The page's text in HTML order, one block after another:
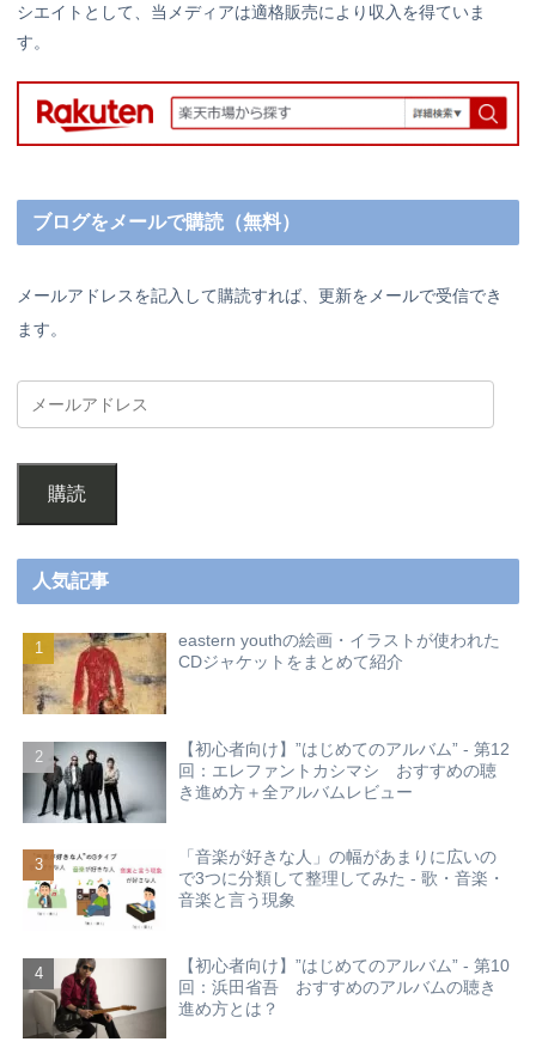
シエイトとして、当メディアは適格販売により収入を得ていま
す。
ブログをメールで購読（無料）
メールアドレスを記入して購読すれば、更新をメールで受信でき
ます。
購読
人気記事
eastern youthの絵画・イラストが使われた
CDジャケットをまとめて紹介
【初心者向け】”はじめてのアルバム” - 第12
回：エレファントカシマシ おすすめの聴
き進め方＋全アルバムレビュー
「音楽が好きな人」の幅があまりに広いの
で3つに分類して整理してみた - 歌・音楽・
音楽と言う現象
【初心者向け】”はじめてのアルバム” - 第10
回：浜田省吾 おすすめのアルバムの聴き
進め方とは？